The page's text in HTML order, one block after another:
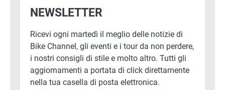
NEWSLETTER
Ricevi ogni martedì il meglio delle notizie di
Bike Channel, gli eventi e i tour da non perdere,
i nostri consigli di stile e molto altro. Tutti gli
aggiornamenti a portata di click direttamente
nella tua casella di posta elettronica.